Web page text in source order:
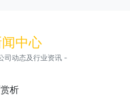
中心
司动态及行业资讯 -
析